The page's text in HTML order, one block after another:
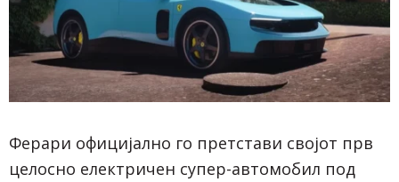
Ферари официјално го претстави својот прв
целосно електричен супер-автомобил под